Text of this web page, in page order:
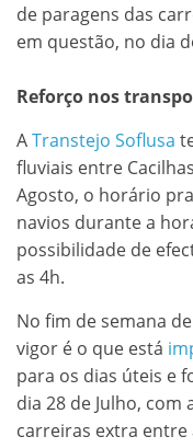
de paragens das
em questão, no dia
Reforço nos
ATranstejo Soflusa
fluviais entre
Agosto, o horário
navios durante a
possibilidade de
as 4h.
No fim de semana
vigor é o que está
para os dias úteis e
dia 28 de Julho,
carreiras extra entre